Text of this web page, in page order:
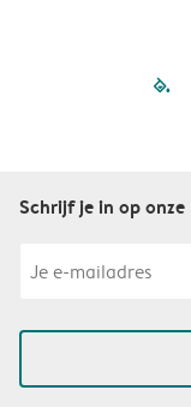
Schrijf je in op